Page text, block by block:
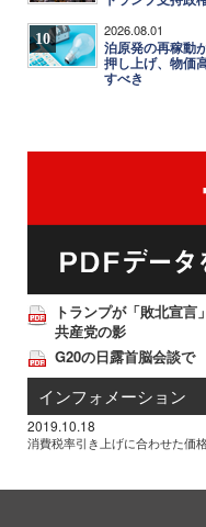
10 2026.08.01
泊原発の再稼動
押し上げ、物価
すべき
トランプが「敗北宣
共産党の影
G20の日露首脳会談で
インフォメーション
2019.10.18
消費税率引き上げに合わせた価